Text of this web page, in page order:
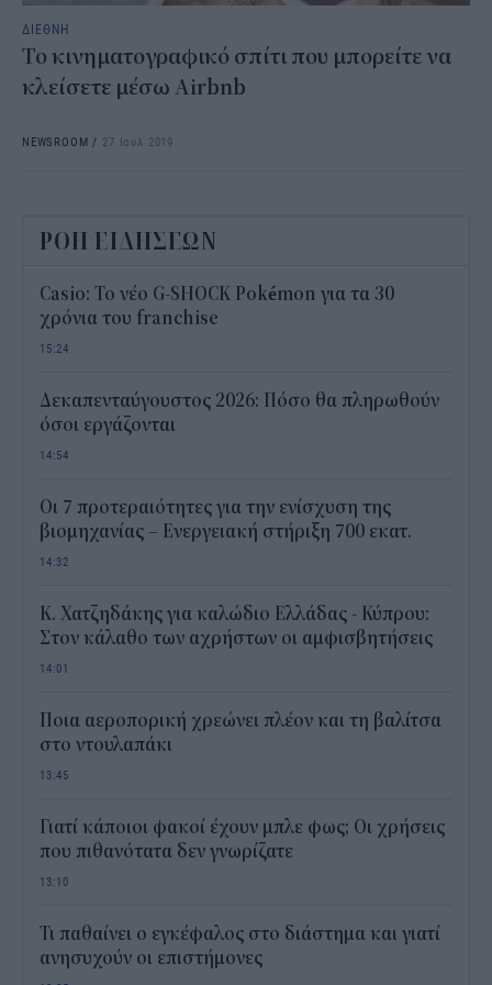
ΔΙΕΘΝΗ
Το κινηματογραφικό σπίτι που μπορείτε να
κλείσετε μέσω Airbnb
NEWSROOM / 27 Ιουλ 2019
ΡΟΗ ΕΙΔΗΣΕΩΝ
Casio: Το νέο G-SHOCK Pokémon για τα 30
χρόνια του franchise
15:24
Δεκαπενταύγουστος 2026: Πόσο θα πληρωθούν
όσοι εργάζονται
14:54
Οι 7 προτεραιότητες για την ενίσχυση της
βιομηχανίας – Ενεργειακή στήριξη 700 εκατ.
14:32
Κ. Χατζηδάκης για καλώδιο Ελλάδας - Κύπρου:
Στον κάλαθο των αχρήστων οι αμφισβητήσεις
14:01
Ποια αεροπορική χρεώνει πλέον και τη βαλίτσα
στο ντουλαπάκι
13:45
Γιατί κάποιοι φακοί έχουν μπλε φως; Οι χρήσεις
που πιθανότατα δεν γνωρίζατε
13:10
Τι παθαίνει ο εγκέφαλος στο διάστημα και γιατί
ανησυχούν οι επιστήμονες